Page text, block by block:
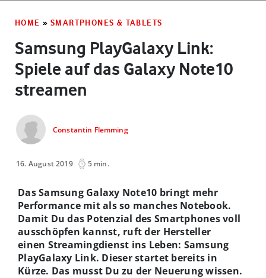
HOME » SMARTPHONES & TABLETS
Samsung PlayGalaxy Link:
Spiele auf das Galaxy Note10
streamen
Constantin Flemming
16. August 2019 5 min.
Das Samsung Galaxy Note10 bringt mehr
Performance mit als so manches Notebook.
Damit Du das Potenzial des Smartphones voll
ausschöpfen kannst, ruft der Hersteller
einen Streamingdienst ins Leben: Samsung
PlayGalaxy Link. Dieser startet bereits in
Kürze. Das musst Du zu der Neuerung wissen.